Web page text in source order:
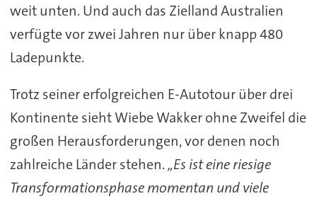
weit unten. Und auch das Zielland Australien
verfügte vor zwei Jahren nur über knapp 480
Ladepunkte.
Trotz seiner erfolgreichen E-Autotour über drei
Kontinente sieht Wiebe Wakker ohne Zweifel die
großen Herausforderungen, vor denen noch
zahlreiche Länder stehen.„Es ist eine riesige
Transformationsphase momentan und viele